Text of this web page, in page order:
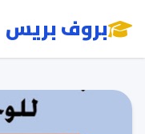
بروف بريس